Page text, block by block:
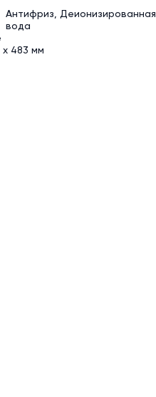
Антифриз, Деионизированная
вода
x 483 мм